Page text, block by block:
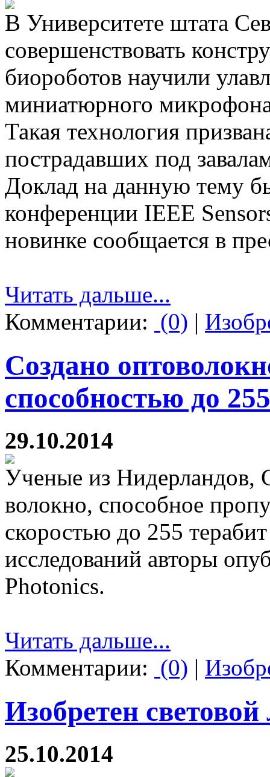
В Университете штата
совершенствовать
биороботов научили
миниатюрного
Такая технология
пострадавших под
Доклад на данную тему
конференции IEEE
новинке сообщается в
Читать дальше...
Комментарии: (0) |
Создано
способностью до
29.10.2014
Ученые из Нидерландов,
волокно, способное
скоростью до 255
исследований авторы
Photonics.
Читать дальше...
Комментарии: (0) |
Изобретен
25.10.2014